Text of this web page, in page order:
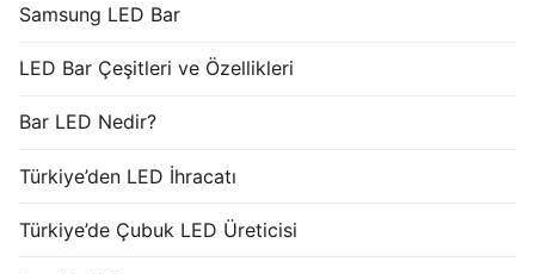
Samsung LED Bar
LED Bar Çeşitleri ve Özellikleri
Bar LED Nedir?
Türkiye’den LED İhracatı
Türkiye’de Çubuk LED Üreticisi